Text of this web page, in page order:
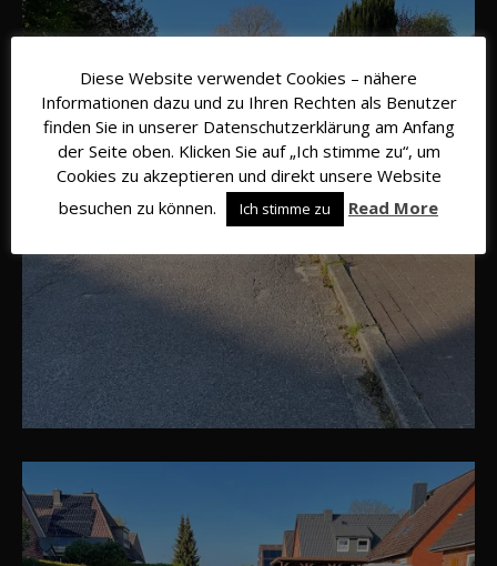
Diese Website verwendet Cookies – nähere
Informationen dazu und zu Ihren Rechten als Benutzer
finden Sie in unserer Datenschutzerklärung am Anfang
der Seite oben. Klicken Sie auf „Ich stimme zu“, um
Cookies zu akzeptieren und direkt unsere Website
besuchen zu können.
Ich stimme zu Read More